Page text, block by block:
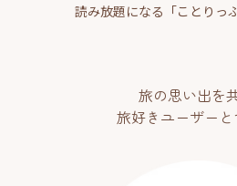
読み放題になる「ことりっ
旅の思い出を共
旅好きユーザーと